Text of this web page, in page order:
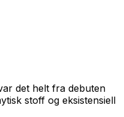
det helt fra debuten
stoff og eksistensiell